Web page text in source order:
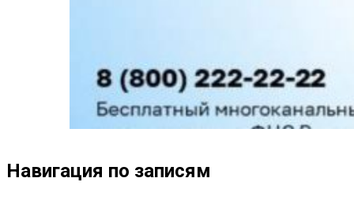
Навигация по записям